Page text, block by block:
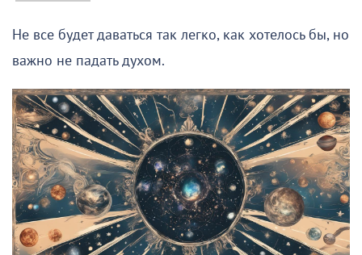
Не все будет даваться так легко, как хотелось бы, но
важно не падать духом.